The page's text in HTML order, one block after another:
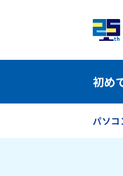
初め
パソコ